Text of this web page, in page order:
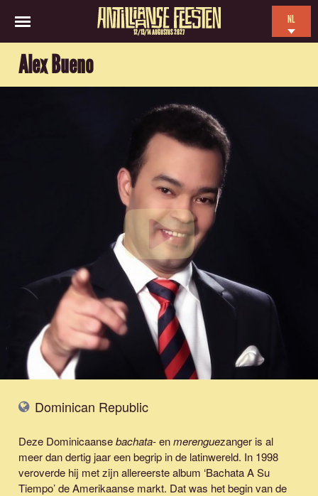
12/13/14 AUGUSTUS 2027
NL
Alex Bueno
Dominican Republic
Deze Dominicaansebachata- enmerenguezanger is al
meer dan dertig jaar een begrip in de latinwereld. In 1998
veroverde hij met zijn allereerste album ‘Bachata A Su
Tiempo’ de Amerikaanse markt. Dat was het begin van de